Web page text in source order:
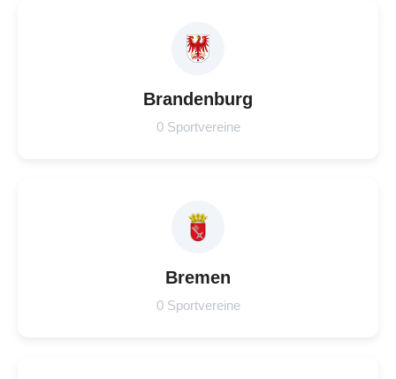
Brandenburg
0 Sportvereine
Bremen
0 Sportvereine